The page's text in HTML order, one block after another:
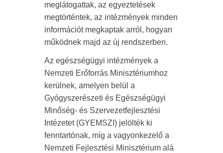
meglátogattak, az egyeztetések
megtörténtek, az intézmények minden
információt megkaptak arról, hogyan
működnek majd az új rendszerben.
Az egészségügyi intézmények a
Nemzeti Erőforrás Minisztériumhoz
kerülnek, amelyen belül a
Gyógyszerészeti és Egészségügyi
Minőség- és Szervezetfejlesztési
Intézetet (GYEMSZI) jelölték ki
fenntartónak, míg a vagyonkezelő a
Nemzeti Fejlesztési Minisztérium alá